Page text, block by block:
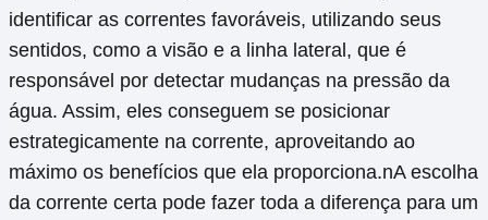
identificar as correntes favoráveis, utilizando seus
sentidos, como a visão e a linha lateral, que é
responsável por detectar mudanças na pressão da
água. Assim, eles conseguem se posicionar
estrategicamente na corrente, aproveitando ao
máximo os benefícios que ela proporciona.nA escolha
da corrente certa pode fazer toda a diferença para um